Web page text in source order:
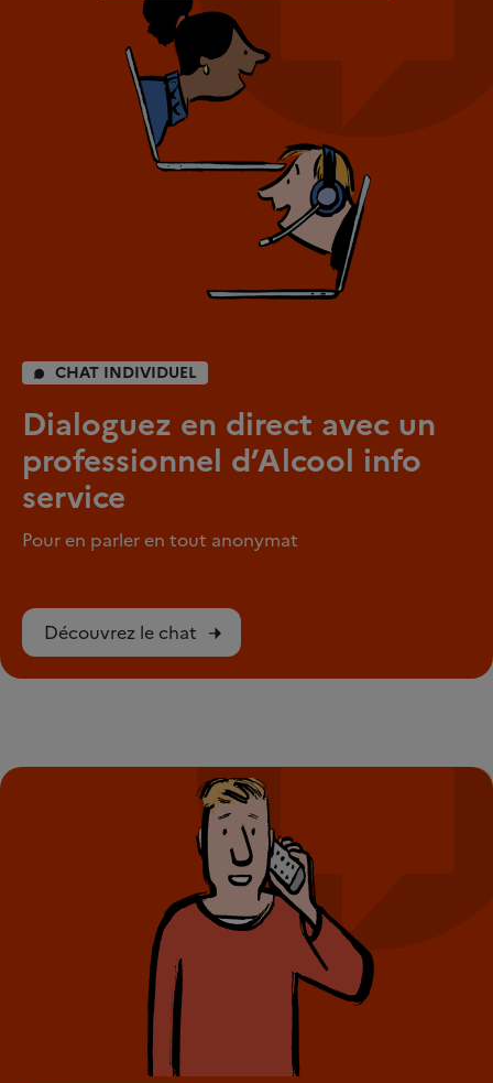
CHAT INDIVIDUEL
Dialoguez en direct avec un
professionnel d’Alcool info
service
Pour en parler en tout anonymat
Découvrez le chat